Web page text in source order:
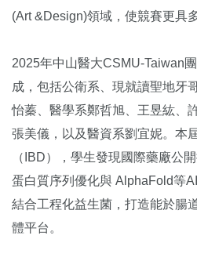
(Art &Design)領域，使競賽更具
2025年中山醫大CSMU-Taiwan
成，包括公衛系、現就讀聖地牙
怡蓁、醫學系鄭哲旭、王昱紘、
張美儀，以及醫資系劉宜妮。本
（IBD），學生發現國際藥廠公
蛋白質序列優化與 AlphaFold等
結合工程化益生菌，打造能於腸
體平台。